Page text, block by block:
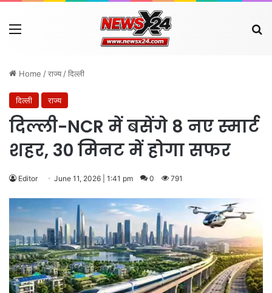
Menu
Home /राज्य /दिल्ली
दिल्ली राज्य
दिल्ली-NCR में बसेंगे 8 नए स्मार्ट
शहर, 30 मिनट में होगा सफर
Editor June 11, 2026 | 1:41 pm 0 791